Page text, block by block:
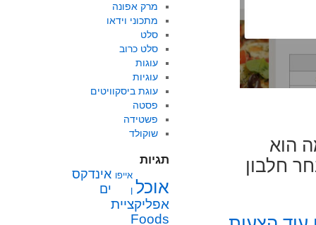
הוא
חלבון
מרק אפונה
מתכוני וידאו
סלט
סלט כרוב
עוגות
עוגיות
עוגת ביסקוויטים
פסטה
פשטידה
שוקולד
תגיות
אוכל
אייפו
ן
אינדקס
ים
אפליקציית
Foods